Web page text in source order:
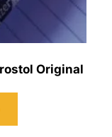
Original